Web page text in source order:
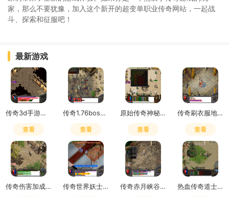
家，那么不要犹豫，加入这个新开的超变单职业传奇网站，一起战
斗、探索和征服吧！
最新游戏
传奇3d手游是赛季制吗怎么玩
查看
传奇1.76boss掉落
查看
原始传奇神秘之石在哪里获得
查看
传奇刷衣服地点怎么去
查看
传奇伤害加成和致命一击哪个好用 传奇世界妖士有元神吗 传奇赤月峡谷广场药店在哪 热血传奇道士嗜血术吸多少血